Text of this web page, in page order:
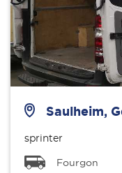
Saulheim,
sprinter
Fourgon